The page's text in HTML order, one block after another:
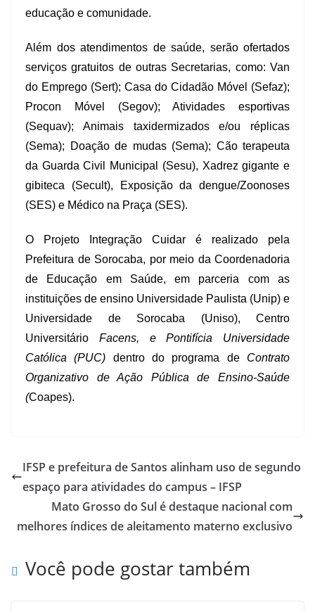
educação e comunidade.
Além dos atendimentos de saúde, serão ofertados
serviços gratuitos de outras Secretarias, como: Van
do Emprego (Sert); Casa do Cidadão Móvel (Sefaz);
Procon Móvel (Segov); Atividades esportivas
(Sequav); Animais taxidermizados e/ou réplicas
(Sema); Doação de mudas (Sema); Cão terapeuta
da Guarda Civil Municipal (Sesu), Xadrez gigante e
gibiteca (Secult), Exposição da dengue/Zoonoses
(SES) e Médico na Praça (SES).
O Projeto Integração Cuidar é realizado pela
Prefeitura de Sorocaba, por meio da Coordenadoria
de Educação em Saúde, em parceria com as
instituições de ensino Universidade Paulista (Unip) e
Universidade de Sorocaba (Uniso), Centro
Universitário Facens, e Pontifícia Universidade
Católica (PUC) dentro do programa de Contrato
Organizativo de Ação Pública de Ensino-Saúde
(Coapes).
IFSP e prefeitura de Santos alinham uso de segundo
espaço para atividades do campus – IFSP
Mato Grosso do Sul é destaque nacional com
melhores índices de aleitamento materno exclusivo
Você pode gostar também